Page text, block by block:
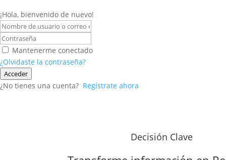
¡Hola, bienvenido de nuevo!
Mantenerme conectado
¿Olvidaste la contraseña?
Acceder
¿No tienes una cuenta? Regístrate ahora
Decisión Clave